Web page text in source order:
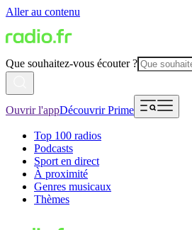
Aller au contenu
Que souhaitez-vous écouter ?
Ouvrir l'appDécouvrir Prime
Top 100 radios
Podcasts
Sport en direct
À proximité
Genres musicaux
Thèmes